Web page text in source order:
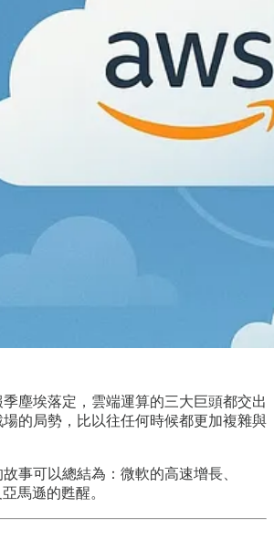
季塵埃落定，雲端運算的三大巨頭都交出
的局勢，比以往任何時候都更加複雜與
事可以總結為：微軟的高速增長、
馬遜的甦醒。